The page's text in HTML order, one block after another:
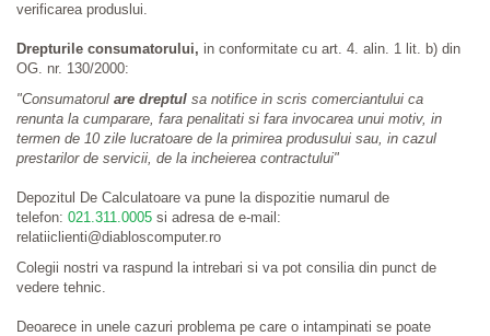
verificarea produslui.
Drepturile consumatorului, in conformitate cu art. 4. alin. 1 lit. b) din
OG. nr. 130/2000:
"Consumatorul are dreptul sa notifice in scris comerciantului ca
renunta la cumparare, fara penalitati si fara invocarea unui motiv, in
termen de 10 zile lucratoare de la primirea produsului sau, in cazul
prestarilor de servicii, de la incheierea contractului"
Depozitul De Calculatoare va pune la dispozitie numarul de
telefon: 021.311.0005 si adresa de e-mail:
relatiiclienti@diabloscomputer.ro
Colegii nostri va raspund la intrebari si va pot consilia din punct de
vedere tehnic.
Deoarece in unele cazuri problema pe care o intampinati se poate